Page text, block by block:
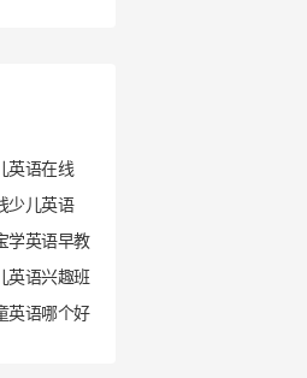
英语在线
少儿英语
学英语早教
英语兴趣班
英语哪个好